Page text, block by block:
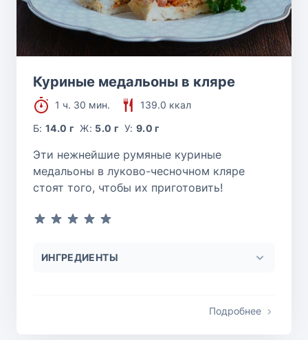
Куриные медальоны в кляре
1 ч. 30 мин.
139.0 ккал
Б:14.0 г Ж: 5.0 г У:9.0 г
Эти нежнейшие румяные куриные
медальоны в луково-чесночном кляре
стоят того, чтобы их приготовить!
ИНГРЕДИЕНТЫ
Подробнее